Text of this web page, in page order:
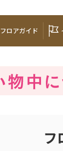
フロアガイド
フ